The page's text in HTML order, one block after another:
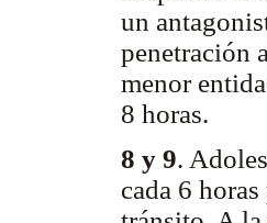
un
penetración
menor
8 horas.
8 y 9.
cada 6 horas